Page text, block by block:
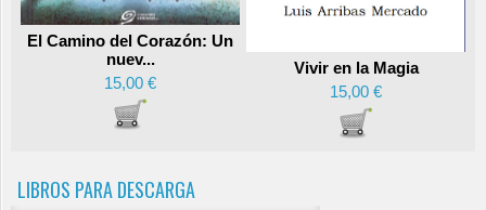
El Camino del Corazón: Un
nuev...
15,00 €
Vivir en la Magia
15,00 €
LIBROS PARA DESCARGA